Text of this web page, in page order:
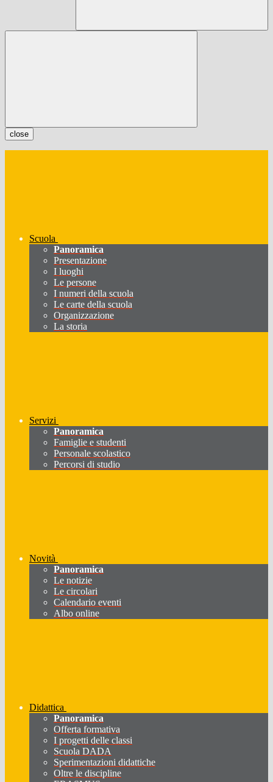
close
Scuola
Panoramica
Presentazione
I luoghi
Le persone
I numeri della scuola
Le carte della scuola
Organizzazione
La storia
Servizi
Panoramica
Famiglie e studenti
Personale scolastico
Percorsi di studio
Novità
Panoramica
Le notizie
Le circolari
Calendario eventi
Albo online
Didattica
Panoramica
Offerta formativa
I progetti delle classi
Scuola DADA
Sperimentazioni didattiche
Oltre le discipline